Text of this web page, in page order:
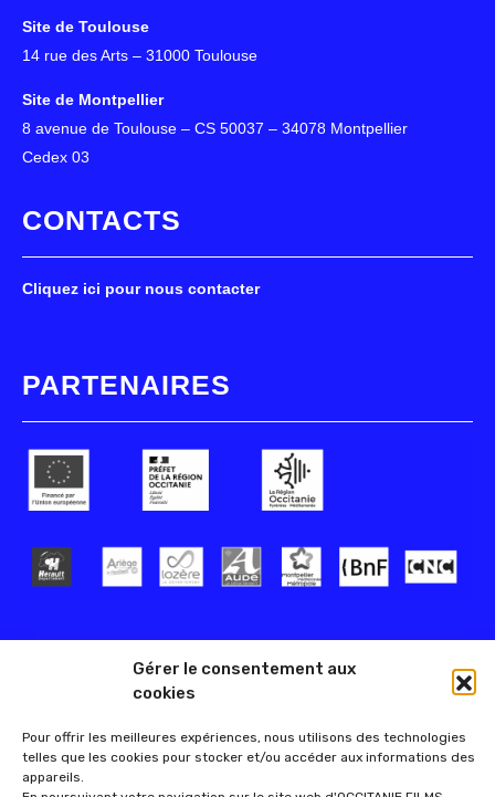
Gérer le consentement aux
cookies
Pour offrir les meilleures expériences, nous utilisons des technologies
telles que les cookies pour stocker et/ou accéder aux informations des
appareils.
Site de Toulouse
14 rue des Arts – 31000 Toulouse
Site de Montpellier
8 avenue de Toulouse – CS 50037 – 34078 Montpellier
Cedex 03
CONTACTS
Cliquez ici pour nous contacter
PARTENAIRES